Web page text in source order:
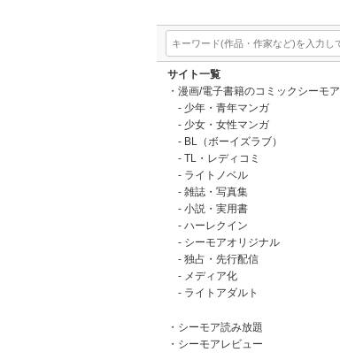
サイト一覧
漫画/電子書籍のコミックシーモア
少年・青年マンガ
少女・女性マンガ
BL（ボーイズラブ）
TL・レディコミ
ライトノベル
雑誌・写真集
小説・実用書
ハーレクイン
シーモアオリジナル
独占・先行配信
メディア化
ライトアダルト
シーモア読み放題
シーモアレビュー